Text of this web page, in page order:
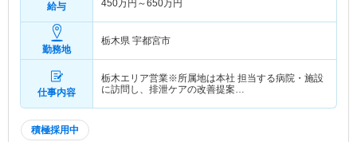
給与
450万円～650万円
勤務地
栃木県 宇都宮市
仕事内容
栃木エリア営業※所属地は本社 担当する病院・施設
に訪問し、排泄ケアの改善提案…
積極採用中